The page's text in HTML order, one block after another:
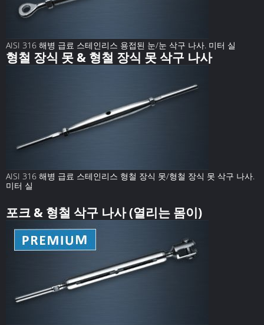
AISI 316 해병 급료 스테인리스 용접된 눈/눈 삭구 나사. 미터 실
형철 장식 못 & 형철 장식 못 삭구 나사
AISI 316 해병 급료 스테인리스 형철 장식 못/형철 장식 못 삭구 나사.
미터 실
포크 & 형철 삭구 나사 (열리는 몸이)